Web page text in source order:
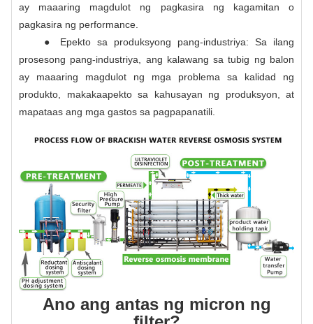
ay maaaring magdulot ng pagkasira ng kagamitan o
pagkasira ng performance.
● Epekto sa produksyong pang-industriya: Sa ilang
prosesong pang-industriya, ang kalawang sa tubig ng balon
ay maaaring magdulot ng mga problema sa kalidad ng
produkto, makakaapekto sa kahusayan ng produksyon, at
mapataas ang mga gastos sa pagpapanatili.
Ano ang antas ng micron ng